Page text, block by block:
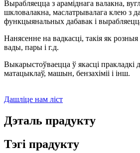
Вырабляецца з араміднага валакна,
шкловалакна, маслатрывалага клею з
функцыянальных дабавак і
Нанясенне на вадкасці, такія як розныя
вады, пары і г.д.
Выкарыстоўваецца ў якасці пракладкі
матацыклаў, машын, бензахіміі і інш.
Дашліце нам ліст
Дэталь прадукту
Тэгі прадукту